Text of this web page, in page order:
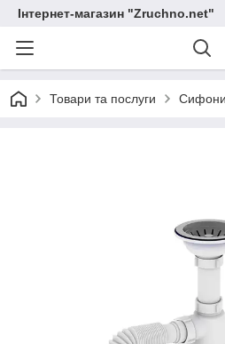
Інтернет-магазин "Zruchno.net"
Товари та послуги Сифони